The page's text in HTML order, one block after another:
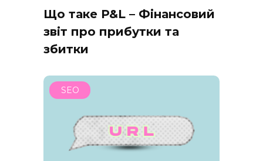
Що таке P&L – Фінансовий
звіт про прибутки та
збитки
SEO